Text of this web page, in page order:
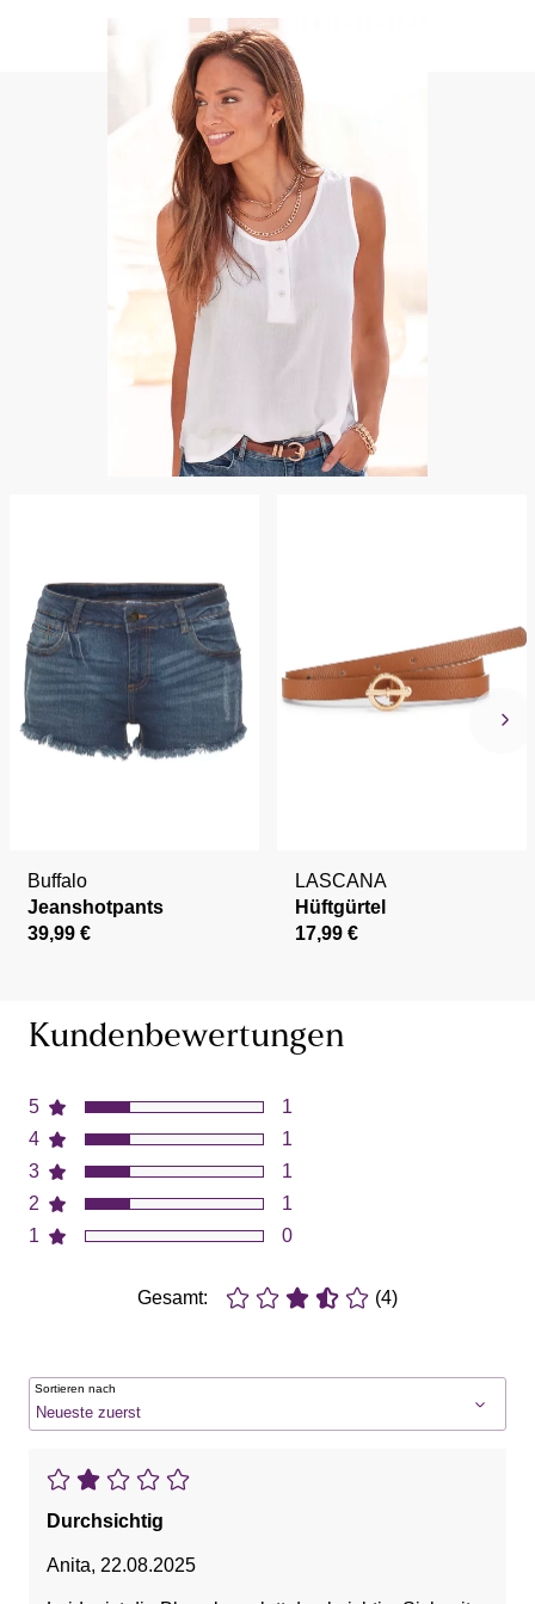
Buffalo
Jeanshotpants
39,99 €
LASCANA
Hüftgürtel
17,99 €
Kundenbewertungen
5
4
3
2
1
1
1
1
1
0
Gesamt: (4)
Sortieren nach
Durchsichtig
Anita, 22.08.2025